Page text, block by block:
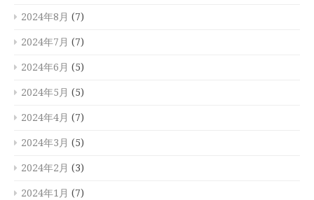
2024年8月 (7)
2024年7月 (7)
2024年6月 (5)
2024年5月 (5)
2024年4月 (7)
2024年3月 (5)
2024年2月 (3)
2024年1月 (7)